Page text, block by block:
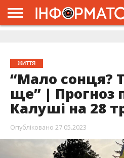
ЖИТТЯ
“Мало сонця?
ще” | Прогноз
Калуші на 28
Опубліковано 27.05.2023